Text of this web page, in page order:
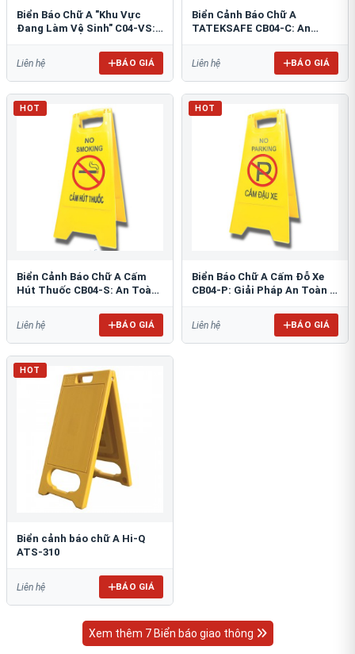
Biển Báo Chữ A "Khu Vực
Đang Làm Vệ Sinh" C04-VS:
Liên hệ BÁO GIÁ
Biển Cảnh Báo Chữ A
TATEKSAFE CB04-C: An
Liên hệ BÁO GIÁ
HOT
Biển Cảnh Báo Chữ A Cấm
Hút Thuốc CB04-S: An Toàn
Liên hệ BÁO GIÁ
HOT
Biển Báo Chữ A Cấm Đỗ Xe
CB04-P: Giải Pháp An Toàn &
Liên hệ BÁO GIÁ
HOT
Biển cảnh báo chữ A Hi-Q
ATS-310
Liên hệ BÁO GIÁ
Xem thêm 7 Biển báo giao thông